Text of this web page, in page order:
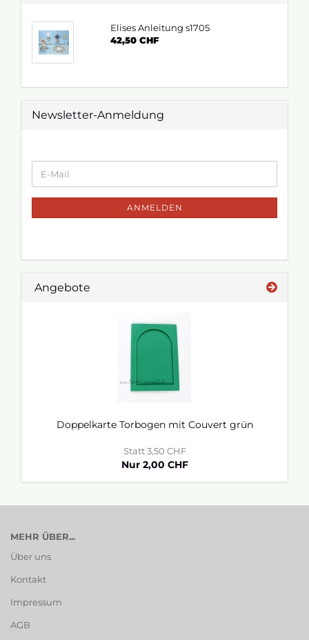
Elises Anleitung s1705
42,50 CHF
Newsletter-Anmeldung
ANMELDEN
Angebote
Doppelkarte Torbogen mit Couvert grün
Statt 3,50 CHF
Nur 2,00 CHF
MEHR ÜBER...
Über uns
Kontakt
Impressum
AGB